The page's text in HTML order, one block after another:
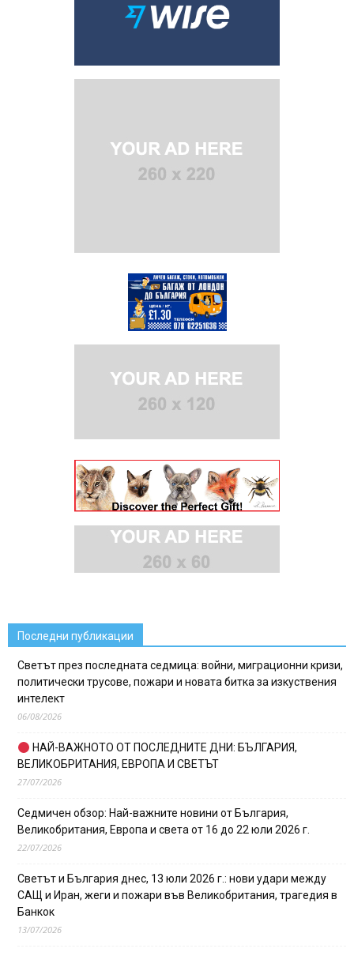
Последни публикации
Светът през последната седмица: войни, миграционни кризи,
политически трусове, пожари и новата битка за изкуствения
интелект
06/08/2026
НАЙ-ВАЖНОТО ОТ ПОСЛЕДНИТЕ ДНИ: БЪЛГАРИЯ,
ВЕЛИКОБРИТАНИЯ, ЕВРОПА И СВЕТЪТ
27/07/2026
Седмичен обзор: Най-важните новини от България,
Великобритания, Европа и света от 16 до 22 юли 2026 г.
22/07/2026
Светът и България днес, 13 юли 2026 г.: нови удари между
САЩ и Иран, жеги и пожари във Великобритания, трагедия в
Банкок
13/07/2026